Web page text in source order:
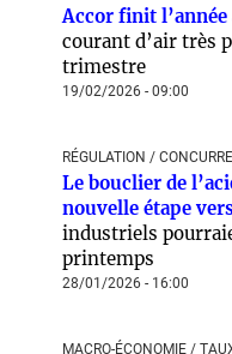
Accor finit
courant d’air très
trimestre
19/02/2026 - 09:00
RÉGULATION /
Le bouclier de
nouvelle étape
industriels
printemps
28/01/2026 - 16:00
MACRO-ÉCONOMIE /